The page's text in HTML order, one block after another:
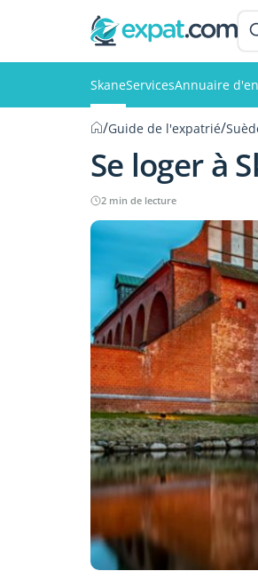
SkaneServicesAnnuaire
/Guide de l'expatrié/
Se loger à
2 min de lecture